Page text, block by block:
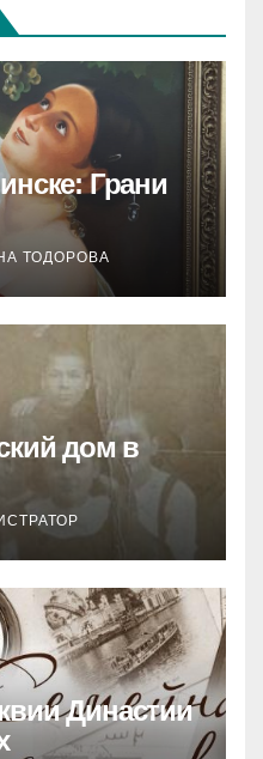
Грани
ТОДОРОВА
дом в
Династии